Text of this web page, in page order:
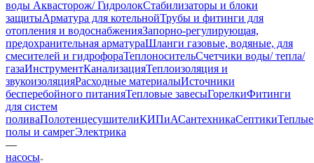
воды Аквасторож/ ГидролокСтабилизаторы и блоки
защитыАрматура для котельнойТрубы и фитинги для
отопления и водоснабженияЗапорно-регулирующая,
предохранительная арматураШланги газовые, водяные, для
смесителей и гидрофораТеплоносительСчетчики воды/ тепла/
газаИнструментКанализацияТеплоизоляция и
звукоизоляцияРасходные материалыИсточники
бесперебойного питанияТепловые завесыГорелкиФитинги
для систем
поливаПолотенцесушителиКИПиАСантехникаСептикиТеплые
полы и самрегЭлектрика
—
насосы